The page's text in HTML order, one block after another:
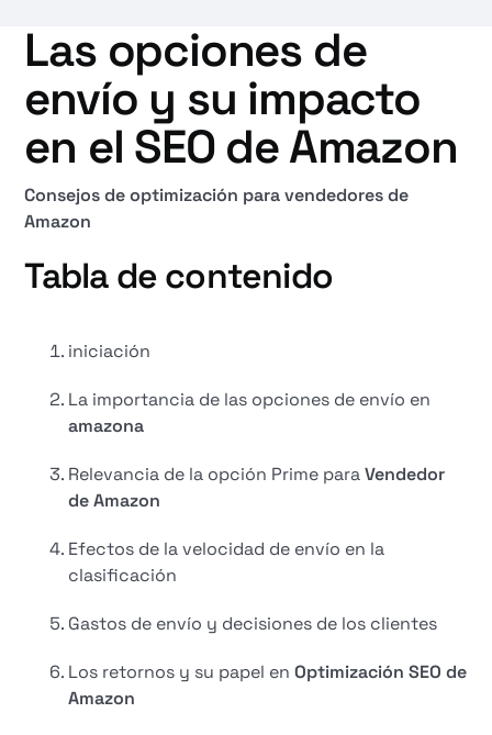
Las opciones de
envío y su impacto
en el SEO de Amazon
Consejos de optimización para vendedores de
Amazon
Tabla de contenido
iniciación
La importancia de las opciones de envío en
amazona
Relevancia de la opción Prime paraVendedor
de Amazon
Efectos de la velocidad de envío en la
clasificación
Gastos de envío y decisiones de los clientes
Los retornos y su papel enOptimización SEO de
Amazon